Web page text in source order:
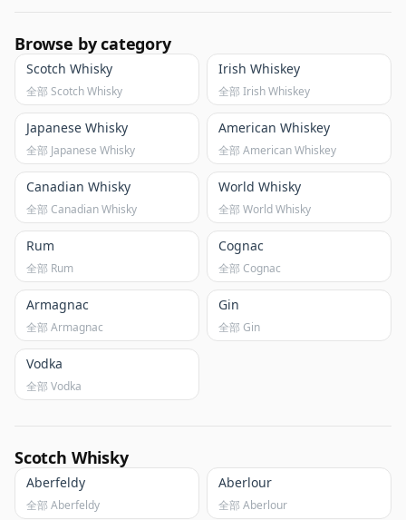
Browse by category
Scotch Whisky
全部 Scotch Whisky
Irish Whiskey
全部 Irish Whiskey
Japanese Whisky
全部 Japanese Whisky
American Whiskey
全部 American Whiskey
Canadian Whisky
全部 Canadian Whisky
World Whisky
全部 World Whisky
Rum
全部 Rum
Cognac
全部 Cognac
Armagnac
全部 Armagnac
Gin
全部 Gin
Vodka
全部 Vodka
Scotch Whisky
Aberfeldy
全部 Aberfeldy
Aberlour
全部 Aberlour